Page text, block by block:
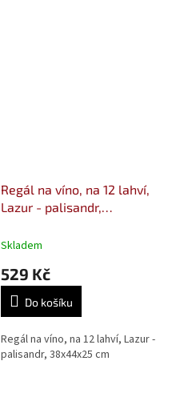
Regál na víno, na 12 lahví,
Lazur - palisandr,
Skladem
529 Kč
Do košíku
Regál na víno, na 12 lahví, Lazur -
palisandr, 38x44x25 cm